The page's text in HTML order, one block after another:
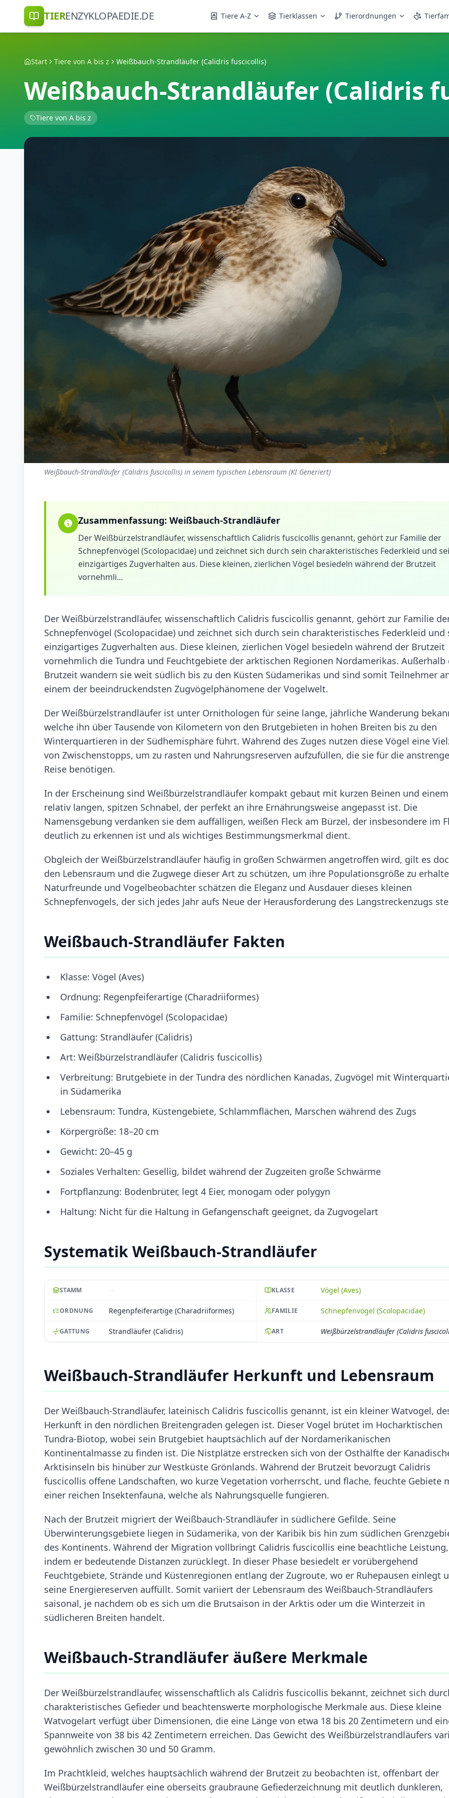
TIERENZYKLOPAEDIE.DE Tiere A-Z Tierklassen Tierordnungen
Start Tiere von A bis z Weißbauch-Strandläufer (Calidris fuscicollis)
Weißbauch-Strandläufer (Calidris
Tiere von A bis z
Weißbauch-Strandläufer (Calidris fuscicollis) in seinem typischen Lebensraum (KI Generiert)
Zusammenfassung: Weißbauch-Strandläufer
Der Weißbürzelstrandläufer, wissenschaftlich Calidris fuscicollis genannt, gehört zur Familie der
Schnepfenvögel (Scolopacidae) und zeichnet sich durch sein charakteristisches Federkleid und
einzigartiges Zugverhalten aus. Diese kleinen, zierlichen Vögel besiedeln während der Brutzeit
vornehmli...
Der Weißbürzelstrandläufer, wissenschaftlich Calidris fuscicollis genannt, gehört zur Familie
Schnepfenvögel (Scolopacidae) und zeichnet sich durch sein charakteristisches Federkleid und
einzigartiges Zugverhalten aus. Diese kleinen, zierlichen Vögel besiedeln während der Brutzeit
vornehmlich die Tundra und Feuchtgebiete der arktischen Regionen Nordamerikas. Außerhalb
Brutzeit wandern sie weit südlich bis zu den Küsten Südamerikas und sind somit Teilnehmer
einem der beeindruckendsten Zugvögelphänomene der Vogelwelt.
Der Weißbürzelstrandläufer ist unter Ornithologen für seine lange, jährliche Wanderung
welche ihn über Tausende von Kilometern von den Brutgebieten in hohen Breiten bis zu den
Winterquartieren in der Südhemisphäre führt. Während des Zuges nutzen diese Vögel eine
von Zwischenstopps, um zu rasten und Nahrungsreserven aufzufüllen, die sie für die
Reise benötigen.
In der Erscheinung sind Weißbürzelstrandläufer kompakt gebaut mit kurzen Beinen und einem
relativ langen, spitzen Schnabel, der perfekt an ihre Ernährungsweise angepasst ist. Die
Namensgebung verdanken sie dem auffälligen, weißen Fleck am Bürzel, der insbesondere im
deutlich zu erkennen ist und als wichtiges Bestimmungsmerkmal dient.
Obgleich der Weißbürzelstrandläufer häufig in großen Schwärmen angetroffen wird, gilt es
den Lebensraum und die Zugwege dieser Art zu schützen, um ihre Populationsgröße zu
Naturfreunde und Vogelbeobachter schätzen die Eleganz und Ausdauer dieses kleinen
Schnepfenvogels, der sich jedes Jahr aufs Neue der Herausforderung des Langstreckenzugs
Weißbauch-Strandläufer Fakten
Klasse: Vögel (Aves)
Ordnung: Regenpfeiferartige (Charadriiformes)
Familie: Schnepfenvögel (Scolopacidae)
Gattung: Strandläufer (Calidris)
Art: Weißbürzelstrandläufer (Calidris fuscicollis)
Verbreitung: Brutgebiete in der Tundra des nördlichen Kanadas, Zugvögel mit
in Südamerika
Lebensraum: Tundra, Küstengebiete, Schlammflächen, Marschen während des Zugs
Körpergröße: 18–20 cm
Gewicht: 20–45 g
Soziales Verhalten: Gesellig, bildet während der Zugzeiten große Schwärme
Fortpflanzung: Bodenbrüter, legt 4 Eier, monogam oder polygyn
Haltung: Nicht für die Haltung in Gefangenschaft geeignet, da Zugvogelart
Systematik Weißbauch-Strandläufer
STAMM -- KLASSE Vögel (Aves)
ORDNUNG Regenpfeiferartige (Charadriiformes) FAMILIE Schnepfenvögel (Scolopacidae)
GATTUNG Strandläufer (Calidris) ART Weißbürzelstrandläufer (Calidris
Weißbauch-Strandläufer Herkunft und Lebensraum
Der Weißbauch-Strandläufer, lateinisch Calidris fuscicollis genannt, ist ein kleiner Watvogel,
Herkunft in den nördlichen Breitengraden gelegen ist. Dieser Vogel brütet im Hocharktischen
Tundra-Biotop, wobei sein Brutgebiet hauptsächlich auf der Nordamerikanischen
Kontinentalmasse zu finden ist. Die Nistplätze erstrecken sich von der Osthälfte der
Arktisinseln bis hinüber zur Westküste Grönlands. Während der Brutzeit bevorzugt Calidris
fuscicollis offene Landschaften, wo kurze Vegetation vorherrscht, und flache, feuchte Gebiete
einer reichen Insektenfauna, welche als Nahrungsquelle fungieren.
Nach der Brutzeit migriert der Weißbauch-Strandläufer in südlichere Gefilde. Seine
Überwinterungsgebiete liegen in Südamerika, von der Karibik bis hin zum südlichen
des Kontinents. Während der Migration vollbringt Calidris fuscicollis eine beachtliche Leistung,
indem er bedeutende Distanzen zurücklegt. In dieser Phase besiedelt er vorübergehend
Feuchtgebiete, Strände und Küstenregionen entlang der Zugroute, wo er Ruhepausen einlegt
seine Energiereserven auffüllt. Somit variiert der Lebensraum des Weißbauch-Strandläufers
saisonal, je nachdem ob es sich um die Brutsaison in der Arktis oder um die Winterzeit in
südlicheren Breiten handelt.
Weißbauch-Strandläufer äußere Merkmale
Der Weißbürzelstrandläufer, wissenschaftlich als Calidris fuscicollis bekannt, zeichnet sich
charakteristisches Gefieder und beachtenswerte morphologische Merkmale aus. Diese kleine
Watvogelart verfügt über Dimensionen, die eine Länge von etwa 18 bis 20 Zentimetern und
Spannweite von 38 bis 42 Zentimetern erreichen. Das Gewicht des Weißbürzelstrandläufers
gewöhnlich zwischen 30 und 50 Gramm.
Im Prachtkleid, welches hauptsächlich während der Brutzeit zu beobachten ist, offenbart der
Weißbürzelstrandläufer eine oberseits graubraune Gefiederzeichnung mit deutlich dunkleren,